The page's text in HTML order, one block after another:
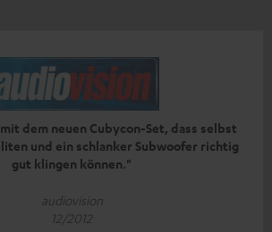
dem neuen Cubycon-Set, dass selbst
und ein schlanker Subwoofer richtig
gut klingen können."
audiovision
12/2012